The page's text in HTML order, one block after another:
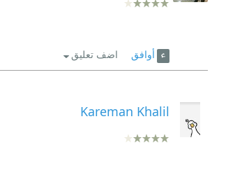
أوافق اضف تعليق
Kareman Khalil